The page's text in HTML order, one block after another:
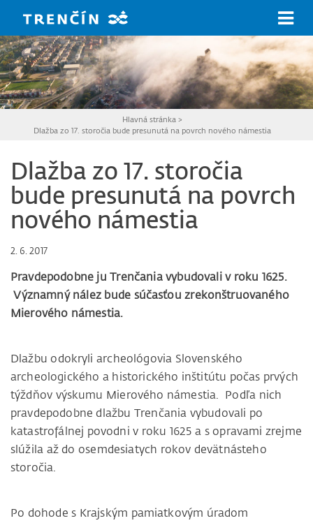
Hlavná stránka >
Dlažba zo 17. storočia bude presunutá na povrch nového námestia
Dlažba zo 17. storočia
bude presunutá na povrch
nového námestia
2. 6. 2017
Pravdepodobne ju Trenčania vybudovali v roku 1625.
Významný nález bude súčasťou zrekonštruovaného
Mierového námestia.
Dlažbu odokryli archeológovia Slovenského
archeologického a historického inštitútu počas prvých
týždňov výskumu Mierového námestia. Podľa nich
pravdepodobne dlažbu Trenčania vybudovali po
katastrofálnej povodni v roku 1625 a s opravami zrejme
slúžila až do osemdesiatych rokov devätnásteho
storočia.
Po dohode s Krajským pamiatkovým úradom